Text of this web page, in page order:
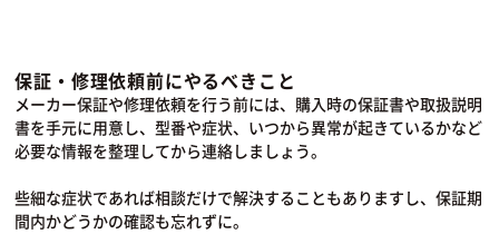
保証・修理依頼前にやるべきこと
メーカー保証や修理依頼を行う前には、購入時の保証書や取扱説明
書を手元に用意し、型番や症状、いつから異常が起きているかなど
必要な情報を整理してから連絡しましょう。
些細な症状であれば相談だけで解決することもありますし、保証期
間内かどうかの確認も忘れずに。